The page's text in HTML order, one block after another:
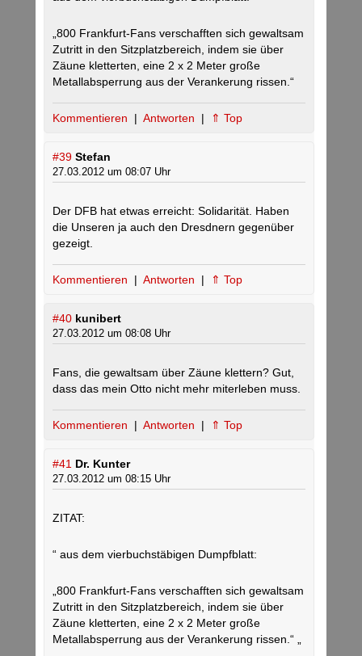
„800 Frankfurt-Fans verschafften sich gewaltsam
Zutritt in den Sitzplatzbereich, indem sie über
Zäune kletterten, eine 2 x 2 Meter große
Metallabsperrung aus der Verankerung rissen.“
Kommentieren | Antworten | ⇑ Top
#39 Stefan
27.03.2012 um 08:07 Uhr
Der DFB hat etwas erreicht: Solidarität. Haben
die Unseren ja auch den Dresdnern gegenüber
gezeigt.
Kommentieren | Antworten | ⇑ Top
#40 kunibert
27.03.2012 um 08:08 Uhr
Fans, die gewaltsam über Zäune klettern? Gut,
dass das mein Otto nicht mehr miterleben muss.
Kommentieren | Antworten | ⇑ Top
#41 Dr. Kunter
27.03.2012 um 08:15 Uhr
ZITAT:
“ aus dem vierbuchstäbigen Dumpfblatt:
„800 Frankfurt-Fans verschafften sich gewaltsam
Zutritt in den Sitzplatzbereich, indem sie über
Zäune kletterten, eine 2 x 2 Meter große
Metallabsperrung aus der Verankerung rissen.“ „